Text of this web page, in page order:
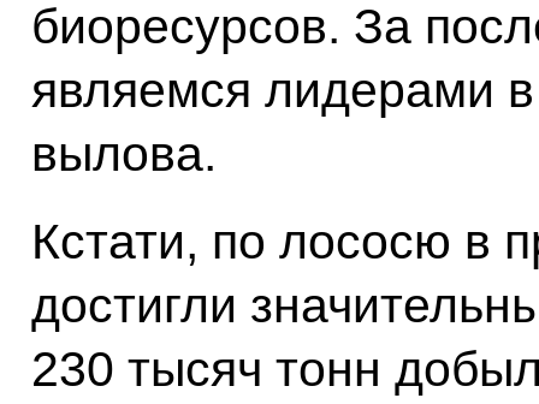
биоресурсов. За
являемся лидерами
вылова.
Кстати, по лососю в
достигли
230 тысяч тонн